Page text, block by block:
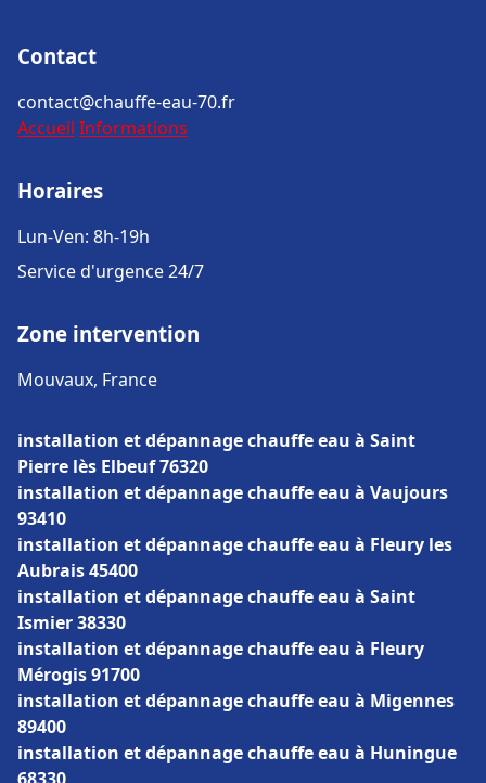
Contact
contact@chauffe-eau-70.fr
Accueil Informations
Horaires
Lun-Ven: 8h-19h
Service d'urgence 24/7
Zone intervention
Mouvaux, France
installation et dépannage chauffe eau à Saint
Pierre lès Elbeuf 76320
installation et dépannage chauffe eau à Vaujours
93410
installation et dépannage chauffe eau à Fleury les
Aubrais 45400
installation et dépannage chauffe eau à Saint
Ismier 38330
installation et dépannage chauffe eau à Fleury
Mérogis 91700
installation et dépannage chauffe eau à Migennes
89400
installation et dépannage chauffe eau à Huningue